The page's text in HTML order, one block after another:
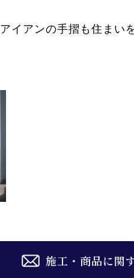
イアンの手摺も住ま
施工・商品に関